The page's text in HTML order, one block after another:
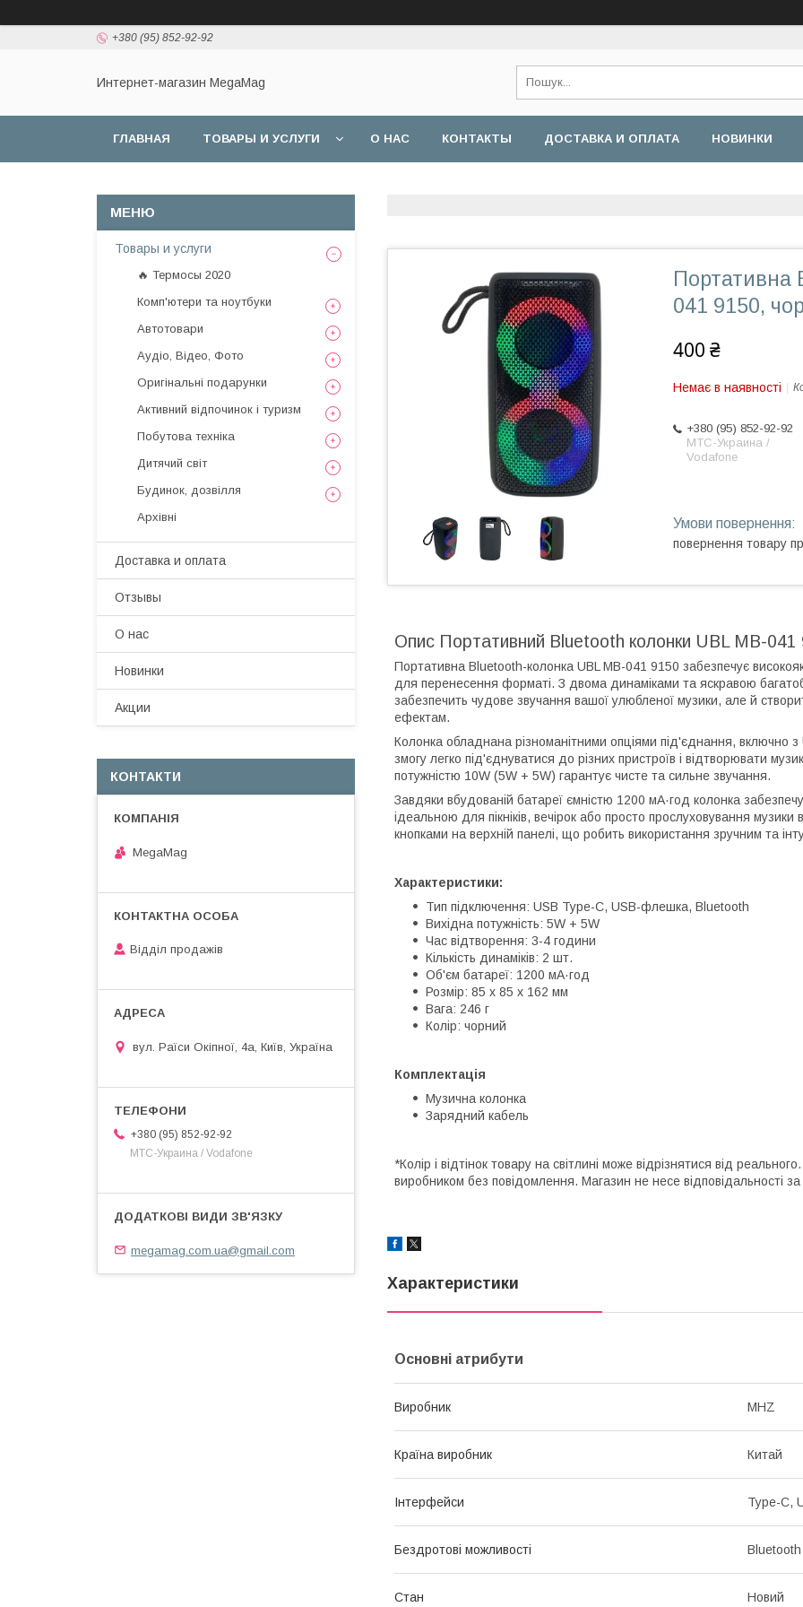
+380 (95) 852-92-92
Интернет-магазин MegaMag
ГЛАВНАЯ ТОВАРЫ И УСЛУГИ О НАС КОНТАКТЫ ДОСТАВКА И ОПЛАТА НОВИНКИ
Портативна
041 9150,
400 ₴
Немає в наявності
+380 (95) 852-92-92
МТС-Украина /
Vodafone
повернення товару
Опис Портативний Bluetooth колонки UBL MB-041
Портативна Bluetooth-колонка UBL MB-041 9150 забезпечує
для перенесення форматі. З двома динаміками та яскравою
забезпечить чудове звучання вашої улюбленої музики, але й
ефектам.
Колонка обладнана різноманітними опціями під'єднання,
змогу легко під'єднуватися до різних пристроїв і відтворювати
потужністю 10W (5W + 5W) гарантує чисте та сильне звучання.
Завдяки вбудованій батареї ємністю 1200 мА·год колонка
ідеальною для пікніків, вечірок або просто прослуховування
кнопками на верхній панелі, що робить використання зручним та
Характеристики:
Тип підключення: USB Type-C, USB-флешка, Bluetooth
Вихідна потужність: 5W + 5W
Час відтворення: 3-4 години
Кількість динаміків: 2 шт.
Об'єм батареї: 1200 мА·год
Розмір: 85 x 85 x 162 мм
Вага: 246 г
Колір: чорний
Комплектація
Музична колонка
Зарядний кабель
*Колір і відтінок товару на світлині може відрізнятися від
виробником без повідомлення. Магазин не несе відповідальності
Характеристики
Основні атрибути
Виробник MHZ
Країна виробник Китай
Інтерфейси Type-C,
Бездротові можливості Bluetooth
Стан Новий
Товары и услуги
🔥 Термосы 2020
Комп'ютери та ноутбуки
Автотовари
Аудіо, Відео, Фото
Оригінальні подарунки
Активний відпочинок і туризм
Побутова техніка
Дитячий світ
Будинок, дозвілля
Архівні
Доставка и оплата
Отзывы
О нас
Новинки
Акции
КОНТАКТИ
MegaMag
Відділ продажів
вул. Раїси Окіпної, 4а, Київ, Україна
+380 (95) 852-92-92
МТС-Украина / Vodafone
megamag.com.ua@gmail.com